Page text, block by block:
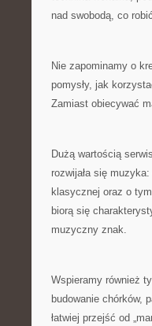
nad swobodą, co
Nie zapominamy o
pomysły, jak
Zamiast obiecywać
Dużą wartością
rozwijała się
klasycznej oraz o
biorą się
muzyczny znak.
Wspieramy również
budowanie chórków,
łatwiej przejść od